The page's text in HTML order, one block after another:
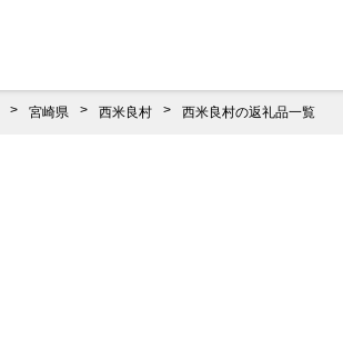
宮崎県 西米良村 西米良村の返礼品一覧